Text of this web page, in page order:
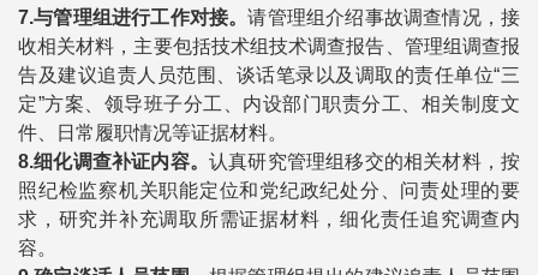
7.与管理组进行工作对接。请管理组介绍事故调查情况，接
收相关材料，主要包括技术组技术调查报告、管理组调查报
告及建议追责人员范围、谈话笔录以及调取的责任单位“三
定”方案、领导班子分工、内设部门职责分工、相关制度文
件、日常履职情况等证据材料。
8.细化调查补证内容。 认真研究管理组移交的相关材料，按
照纪检监察机关职能定位和党纪政纪处分、问责处理的要
求，研究并补充调取所需证据材料，细化责任追究调查内
容。